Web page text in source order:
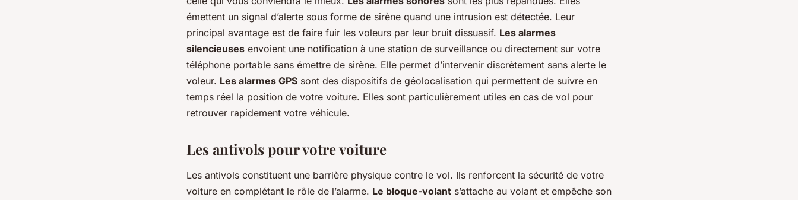
émettent un signal d’alerte sous forme de sirène quand une intrusion est détectée. Leur
principal avantage est de faire fuir les voleurs par leur bruit dissuasif. Les alarmes
silencieuses envoient une notification à une station de surveillance ou directement sur votre
téléphone portable sans émettre de sirène. Elle permet d’intervenir discrètement sans alerte le
voleur. Les alarmes GPS sont des dispositifs de géolocalisation qui permettent de suivre en
temps réel la position de votre voiture. Elles sont particulièrement utiles en cas de vol pour
retrouver rapidement votre véhicule.
Les antivols pour votre voiture
Les antivols constituent une barrière physique contre le vol. Ils renforcent la sécurité de votre
voiture en complétant le rôle de l’alarme. Le bloque-volant s’attache au volant et empêche son